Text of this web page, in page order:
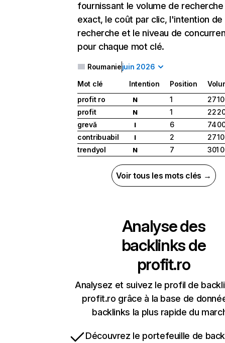
fournissant le volume de recherche
exact, le coût par clic, l'intention de
recherche et le niveau de
pour chaque mot clé.
Roumaniejuin 2026
Mot clé Intention Position
profit ro
N 1
27
profit
N 1
22
grevă
I 6
74
contribuabil
I 2
27
trendyol
N 7 301
Voir tous les mots clés →
Analyse des
backlinks de
profit.ro
Analysez et suivez le profil de
profit.ro grâce à la base de
backlinks la plus rapide du
Découvrez le portefeuille de